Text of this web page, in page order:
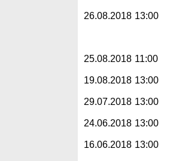
26.08.2018 13:00
25.08.2018 11:00
19.08.2018 13:00
29.07.2018 13:00
24.06.2018 13:00
16.06.2018 13:00